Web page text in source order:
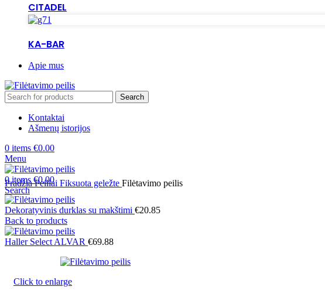
CITADEL
KA-BAR
Apie mus
Search
Kontaktai
Ašmenų istorijos
0 items €0.00
Menu
0items €0.00
Search
PradžiaPeiliai Fiksuota geležte Filėtavimo peilis
Dekoratyvinis durklas su makštimi €20.85
Back to products
Haller Select ALVAR €69.88
Click to enlarge